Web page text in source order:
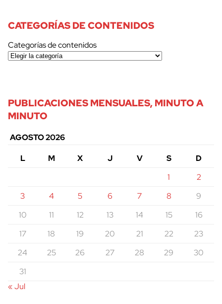
CATEGORÍAS DE CONTENIDOS
Categorías de contenidos
PUBLICACIONES MENSUALES, MINUTO A
MINUTO
AGOSTO 2026
L
M X J V S
D
1
2
3
4 5 6 7 8
9
10
11 12 13 14 15
16
17
18 19 20 21 22
23
24
25 26 27 28 29
30
31
« Jul